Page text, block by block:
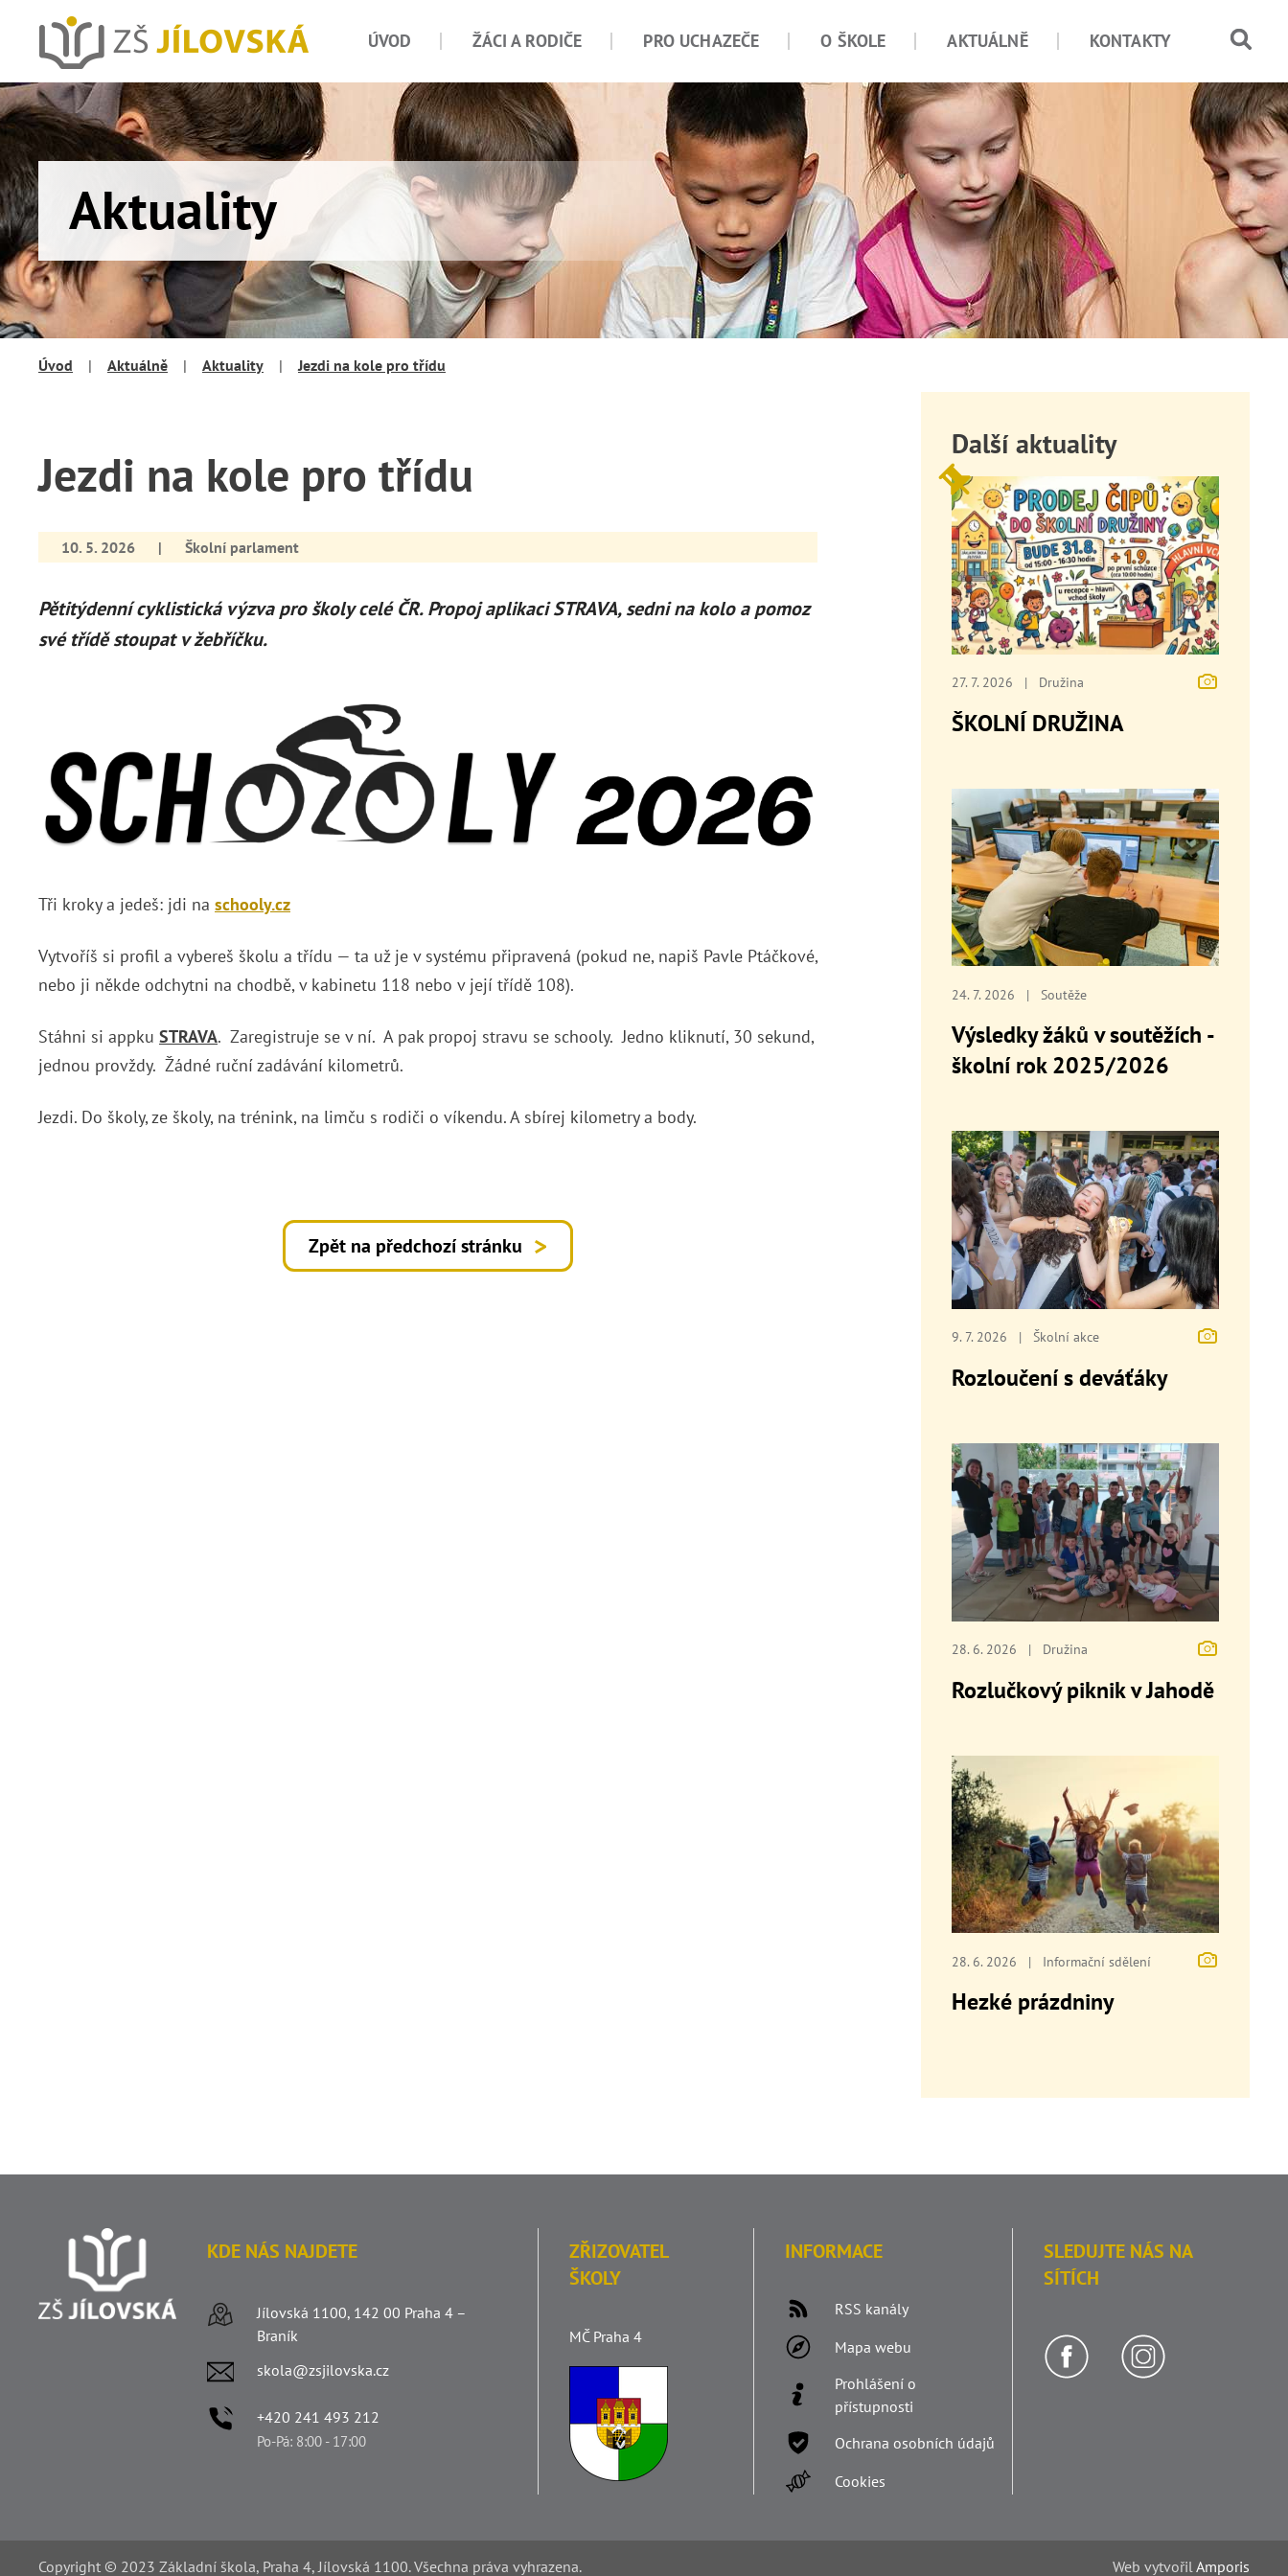
ÚVOD ŽÁCI A RODIČE PRO UCHAZEČE O ŠKOLE AKTUÁLNĚ KONTAKTY
Aktuality
Úvod | Aktuálně | Aktuality | Jezdi na kole pro třídu
Jezdi na kole pro třídu
10. 5. 2026 | Školní parlament
Pětitýdenní cyklistická výzva pro školy celé ČR. Propoj aplikaci STRAVA, sedni na kolo a pomoz
své třídě stoupat v žebříčku.
Tři kroky a jedeš: jdi na schooly.cz
Vytvoříš si profil a vybereš školu a třídu — ta už je v systému připravená (pokud ne, napiš Pavle Ptáčkové,
nebo ji někde odchytni na chodbě, v kabinetu 118 nebo v její třídě 108).
Stáhni si appku STRAVA. Zaregistruje se v ní. A pak propoj stravu se schooly. Jedno kliknutí, 30 sekund,
jednou provždy. Žádné ruční zadávání kilometrů.
Jezdi. Do školy, ze školy, na trénink, na limču s rodiči o víkendu. A sbírej kilometry a body.
Zpět na předchozí stránku
Další aktuality
27. 7. 2026 | Družina
ŠKOLNÍ DRUŽINA
24. 7. 2026 | Soutěže
Výsledky žáků v soutěžích -
školní rok 2025/2026
9. 7. 2026 | Školní akce
Rozloučení s deváťáky
28. 6. 2026 | Družina
Rozlučkový piknik v Jahodě
28. 6. 2026 | Informační sdělení
Hezké prázdniny
KDE NÁS NAJDETE
Jílovská 1100, 142 00 Praha 4 –
Braník
skola@zsjilovska.cz
+420 241 493 212
Po-Pá: 8:00 - 17:00
ZŘIZOVATEL
ŠKOLY
MČ Praha 4
INFORMACE
RSS kanály
Mapa webu
Prohlášení o
přístupnosti
Ochrana osobních údajů
Cookies
SLEDUJTE NÁS NA
SÍTÍCH
Copyright © 2023 Základní škola, Praha 4, Jílovská 1100. Všechna práva vyhrazena. Web vytvořilAmporis